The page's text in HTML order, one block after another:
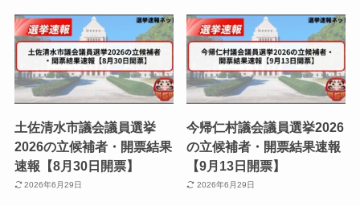
土佐清水市議会議員選挙
2026の立候補者・開票結果
速報【8月30日開票】
2026年6月29日
今帰仁村議会議員選挙2026
の立候補者・開票結果速報
【9月13日開票】
2026年6月29日